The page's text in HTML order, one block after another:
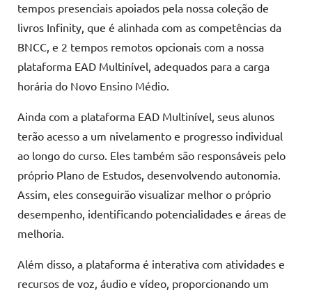
tempos presenciais apoiados pela nossa coleção de
livros Infinity, que é alinhada com as competências da
BNCC, e 2 tempos remotos opcionais com a nossa
plataforma EAD Multinível, adequados para a carga
horária do Novo Ensino Médio.
Ainda com a plataforma EAD Multinível, seus alunos
terão acesso a um nivelamento e progresso individual
ao longo do curso. Eles também são responsáveis pelo
próprio Plano de Estudos, desenvolvendo autonomia.
Assim, eles conseguirão visualizar melhor o próprio
desempenho, identificando potencialidades e áreas de
melhoria.
Além disso, a plataforma é interativa com atividades e
recursos de voz, áudio e vídeo, proporcionando um